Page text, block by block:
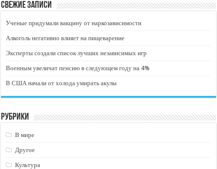
Свежие записи
Ученые придумали вакцину от наркозависимости
Алкоголь негативно влияет на пищеварение
Эксперты создали список лучших независимых игр
Военным увеличат пенсию в следующем году на 4%
В США начали от холода умирать акулы
Рубрики
В мире
Другое
Культура